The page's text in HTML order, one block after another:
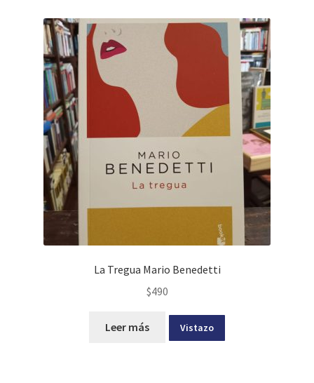
La Tregua Mario Benedetti
$490
Leer más Vistazo